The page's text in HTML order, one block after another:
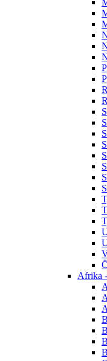
Afrika